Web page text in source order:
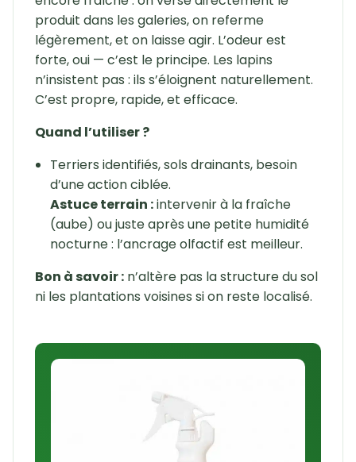
produit dans les galeries, on referme
légèrement, et on laisse agir. L’odeur est
forte, oui — c’est le principe. Les lapins
n’insistent pas : ils s’éloignent naturellement.
C’est propre, rapide, et efficace.
Quand l’utiliser ?
Terriers identifiés, sols drainants, besoin
d’une action ciblée.
Astuce terrain :intervenir à la fraîche
(aube) ou juste après une petite humidité
nocturne : l’ancrage olfactif est meilleur.
Bon à savoir :n’altère pas la structure du sol
ni les plantations voisines si on reste localisé.